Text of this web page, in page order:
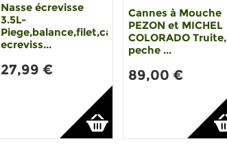
Nasse écrevisse
3.5L-
Piege,balance,filet,casier
ecreviss...
27,99 €
Cannes à Mouche
PEZON et MICHEL
COLORADO Truite,
peche ...
89,00 €